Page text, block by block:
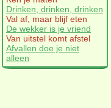
Drinken, drinken, drinken
Val af, maar blijf eten
De wekker is je vriend
Van uitstel komt afstel
Afvallen doe je niet
alleen